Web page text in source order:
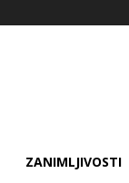
ZANIMLJIVOSTI